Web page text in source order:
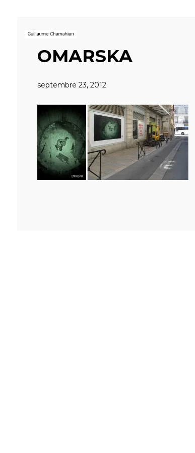
OMARSKA
septembre 23, 2012